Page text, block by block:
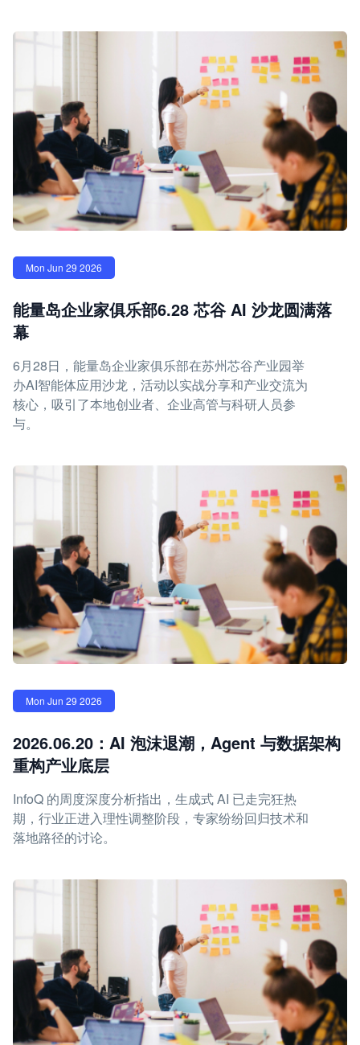
Mon Jun 29 2026
能量岛企业家俱乐部6.28 芯谷 AI 沙龙圆满落
幕
6月28日，能量岛企业家俱乐部在苏州芯谷产业园举
办AI智能体应用沙龙，活动以实战分享和产业交流为
核心，吸引了本地创业者、企业高管与科研人员参
与。
Mon Jun 29 2026
2026.06.20：AI 泡沫退潮，Agent 与数据架构
重构产业底层
InfoQ 的周度深度分析指出，生成式 AI 已走完狂热
期，行业正进入理性调整阶段，专家纷纷回归技术和
落地路径的讨论。